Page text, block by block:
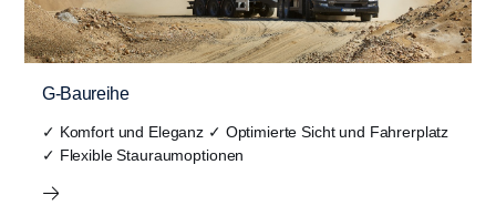
G-Baureihe
✓ Komfort und Eleganz ✓ Optimierte Sicht und Fahrerplatz
✓ Flexible Stauraumoptionen